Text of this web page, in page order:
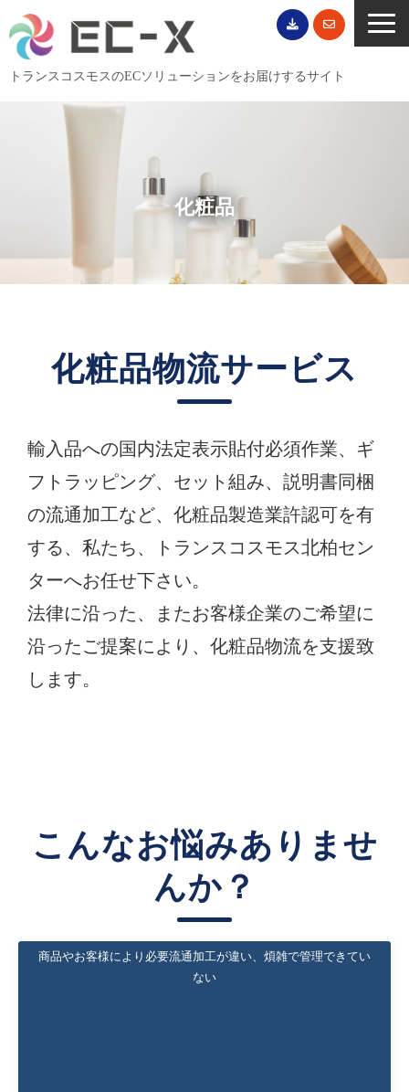
トランスコスモスのECソリューションをお届けするサイト
ECブログ
無料セミナー
EC資料ダウンロード
会社概要
化粧品
化粧品物流サービス
輸入品への国内法定表示貼付必須作業、ギ
フトラッピング、セット組み、説明書同梱
の流通加工など、化粧品製造業許認可を有
する、私たち、トランスコスモス北柏セン
ターへお任せ下さい。
法律に沿った、またお客様企業のご希望に
沿ったご提案により、化粧品物流を支援致
します。
こんなお悩みありませ
んか？
商品やお客様により必要流通加工が違い、煩雑で管理できてい
ない